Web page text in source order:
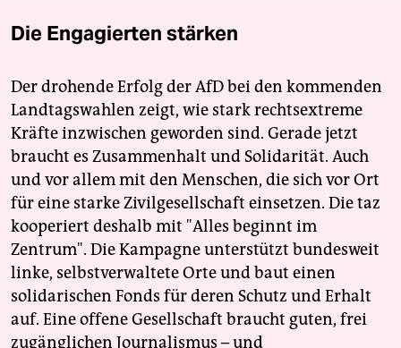
Die Engagierten stärken
Der drohende Erfolg der AfD bei den kommenden
Landtagswahlen zeigt, wie stark rechtsextreme
Kräfte inzwischen geworden sind. Gerade jetzt
braucht es Zusammenhalt und Solidarität. Auch
und vor allem mit den Menschen, die sich vor Ort
für eine starke Zivilgesellschaft einsetzen. Die taz
kooperiert deshalb mit "Alles beginnt im
Zentrum". Die Kampagne unterstützt bundesweit
linke, selbstverwaltete Orte und baut einen
solidarischen Fonds für deren Schutz und Erhalt
auf. Eine offene Gesellschaft braucht guten, frei
zugänglichen Journalismus – und